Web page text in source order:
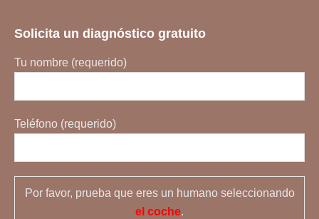
Solicita un diagnóstico gratuito
Tu nombre (requerido)
Teléfono (requerido)
Por favor, prueba que eres un humano seleccionando
el coche.